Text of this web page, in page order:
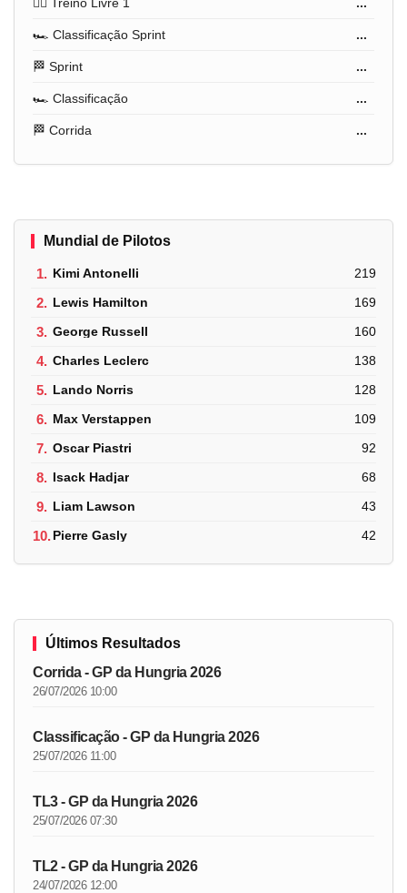
🏎️ Classificação Sprint ...
🏁 Sprint ...
🏎️ Classificação ...
🏁 Corrida ...
Mundial de Pilotos
1. Kimi Antonelli 219
2. Lewis Hamilton 169
3. George Russell 160
4. Charles Leclerc 138
5. Lando Norris 128
6. Max Verstappen 109
7. Oscar Piastri 92
8. Isack Hadjar 68
9. Liam Lawson 43
10.Pierre Gasly 42
Últimos Resultados
Corrida - GP da Hungria 2026
26/07/2026 10:00
Classificação - GP da Hungria 2026
25/07/2026 11:00
TL3 - GP da Hungria 2026
25/07/2026 07:30
TL2 - GP da Hungria 2026
24/07/2026 12:00